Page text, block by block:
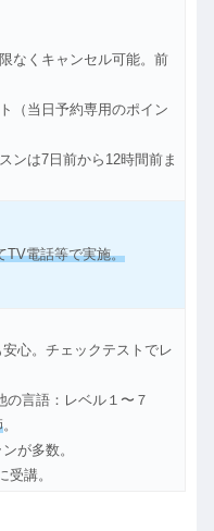
なくキャンセル可能。前
（当日予約専用のポイン
は7日前から12時間前ま
TV電話等で実施。
心。チェックテストでレ
言語：レベル１〜７
。
が多数。
講。